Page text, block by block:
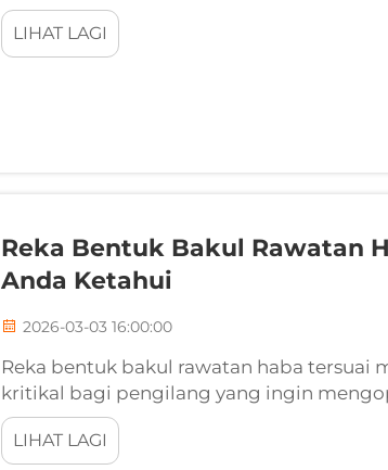
kesan kepada kualiti produk, jadual
Pilihan antara penyedia perkhidmatan
LIHAT LAGI
Reka Bentuk Bakul Rawatan
Anda Ketahui
2026-03-03 16:00:00
Reka bentuk bakul rawatan haba
kritikal bagi pengilang yang ingin
dalam pelbagai aplikasi industri.
LIHAT LAGI